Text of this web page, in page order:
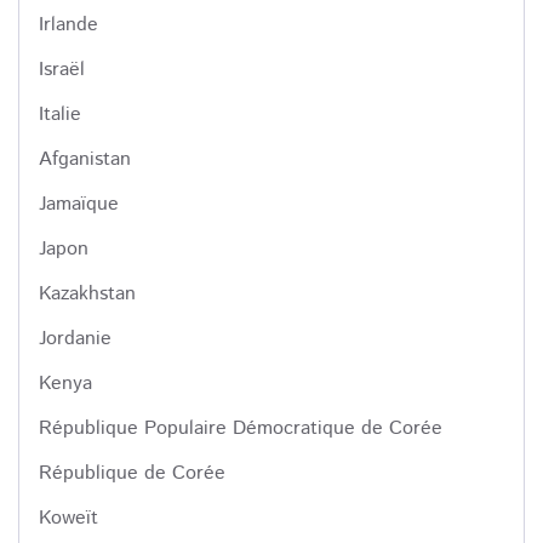
Irlande
Israël
Italie
Afganistan
Jamaïque
Japon
Kazakhstan
Jordanie
Kenya
République Populaire Démocratique de Corée
République de Corée
Koweït